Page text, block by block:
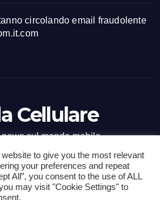
circolando email fraudolente
Cellulare
sul mondo mobile
| Tema: Newsup diThemeansar
to give you the most relevant
your preferences and repeat
All”, you consent to the use of ALL
may visit "Cookie Settings" to